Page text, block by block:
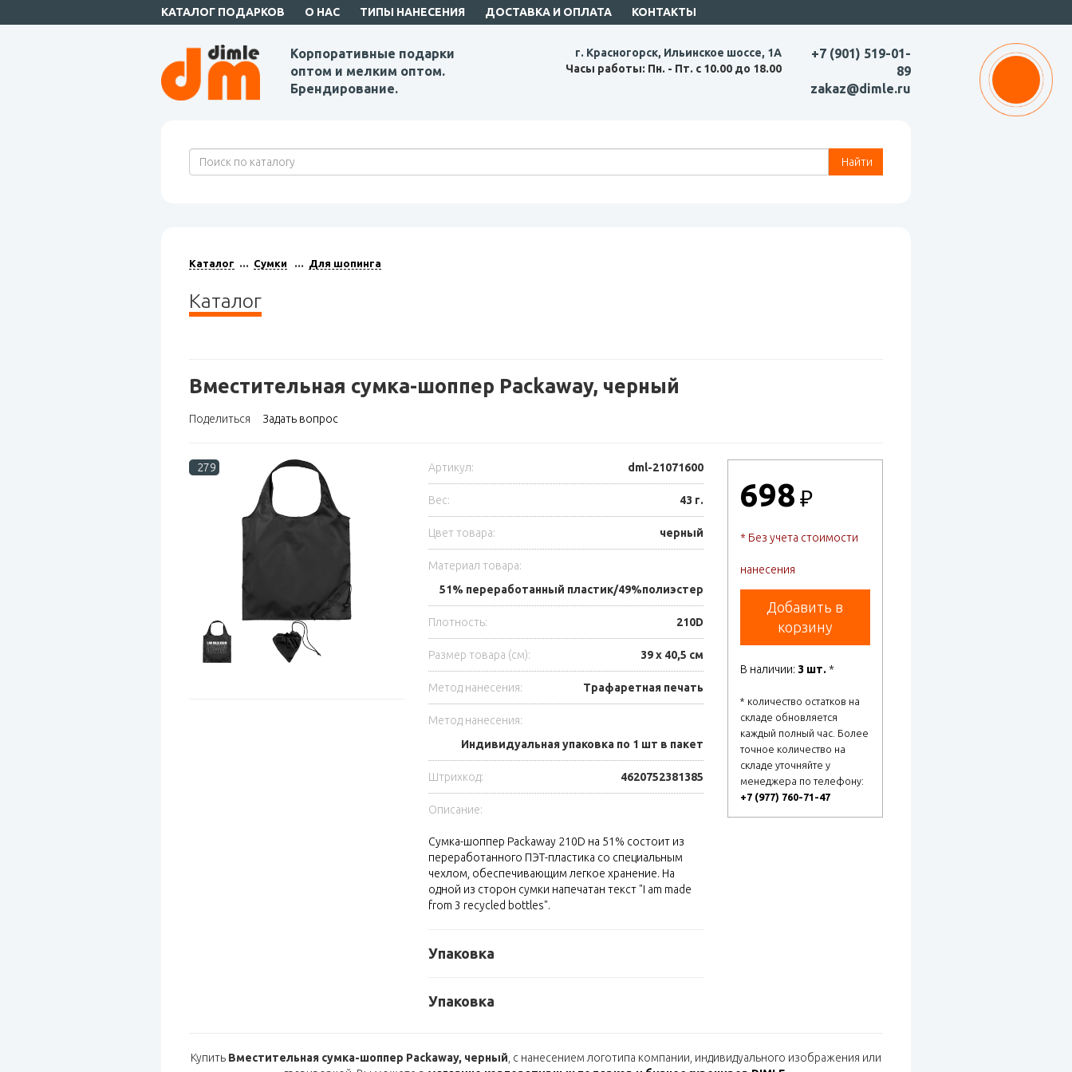
КАТАЛОГ ПОДАРКОВ О НАС ТИПЫ НАНЕСЕНИЯ ДОСТАВКА И ОПЛАТА КОНТАКТЫ
Корпоративные подарки
оптом и мелким оптом.
Брендирование.
г. Красногорск, Ильинское шоссе, 1А
Часы работы: Пн. - Пт. с 10.00 до 18.00
+7 (901) 519-01-
89
zakaz@dimle.ru
Найти
Каталог Сумки Для шопинга
Каталог
Вместительная сумка-шоппер Packaway, черный
Поделиться Задать вопрос
279 Артикул: dml-21071600
Вес: 43 г.
Цвет товара: черный
Материал товара:
51% переработанный пластик/49%полиэстер
Плотность: 210D
Размер товара (см): 39 х 40,5 см
Метод нанесения: Трафаретная печать
Метод нанесения:
Индивидуальная упаковка по 1 шт в пакет
Штрихкод: 4620752381385
Описание:
Сумка-шоппер Packaway 210D на 51% состоит из
переработанного ПЭТ-пластика со специальным
чехлом, обеспечивающим легкое хранение. На
одной из сторон сумки напечатан текст "I am made
from 3 recycled bottles".
Упаковка
Упаковка
698 ₽
* Без учета стоимости
нанесения
Добавить в
корзину
В наличии: 3 шт. *
* количество остатков на
складе обновляется
каждый полный час. Более
точное количество на
складе уточняйте у
менеджера по телефону:
+7 (977) 760-71-47
Купить Вместительная сумка-шоппер Packaway, черный , с нанесением логотипа компании, индивидуального изображения или